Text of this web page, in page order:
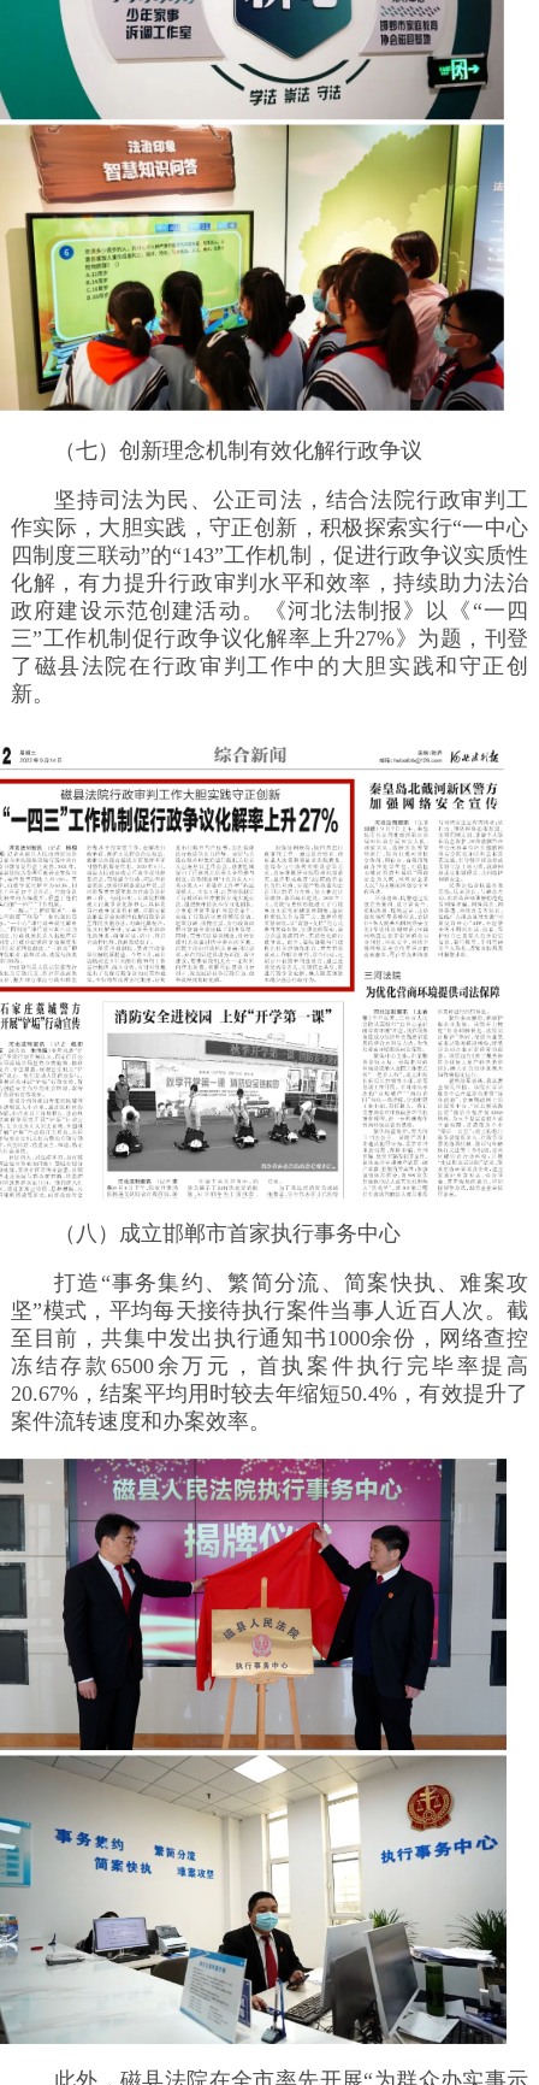
（七）创新理念机制有效化解行政争议
坚持司法为民、公正司法，结合法院行政审判工
作实际，大胆实践，守正创新，积极探索实行“一中心
四制度三联动”的“143”工作机制，促进行政争议实质性
化解，有力提升行政审判水平和效率，持续助力法治
政府建设示范创建活动。《河北法制报》以《“一四
三”工作机制促行政争议化解率上升27%》为题，刊登
了磁县法院在行政审判工作中的大胆实践和守正创
新。
（八）成立邯郸市首家执行事务中心
打造“事务集约、繁简分流、简案快执、难案攻
坚”模式，平均每天接待执行案件当事人近百人次。截
至目前，共集中发出执行通知书1000余份，网络查控
冻结存款6500余万元，首执案件执行完毕率提高
20.67%，结案平均用时较去年缩短50.4%，有效提升了
案件流转速度和办案效率。
此外，磁县法院在全市率先开展“为群众办实事示